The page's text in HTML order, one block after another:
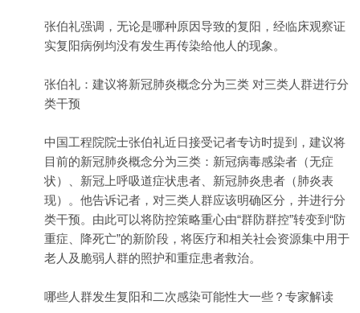
张伯礼强调，无论是哪种原因导致的复阳，经临床观察证
实复阳病例均没有发生再传染给他人的现象。
张伯礼：建议将新冠肺炎概念分为三类 对三类人群进行分
类干预
中国工程院院士张伯礼近日接受记者专访时提到，建议将
目前的新冠肺炎概念分为三类：新冠病毒感染者（无症
状）、新冠上呼吸道症状患者、新冠肺炎患者（肺炎表
现）。他告诉记者，对三类人群应该明确区分，并进行分
类干预。由此可以将防控策略重心由“群防群控”转变到“防
重症、降死亡”的新阶段，将医疗和相关社会资源集中用于
老人及脆弱人群的照护和重症患者救治。
哪些人群发生复阳和二次感染可能性大一些？专家解读